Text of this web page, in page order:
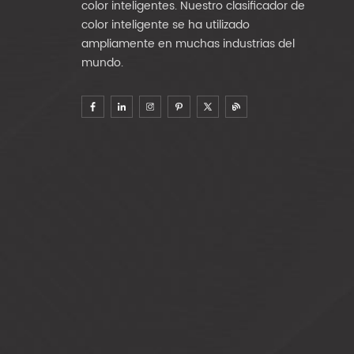
color inteligentes. Nuestro clasificador de
color inteligente se ha utilizado
ampliamente en muchas industrias del
mundo.